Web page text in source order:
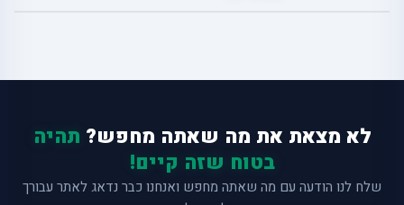
לא מצאת את מה שאתה מחפש? תהיה
בטוח שזה קיים!
שלח לנו הודעה עם מה שאתה מחפש ואנחנו כבר נדאג לאתר עבורך